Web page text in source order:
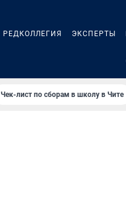
РЕДКОЛЛЕГИЯ ЭКСПЕРТЫ
Чек-лист по сборам в школу в Чите